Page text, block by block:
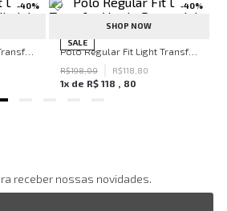
-40%
Polo Regular Fit Light Transfer Bege Médio John John Masculina
-40%
SALE
SHOP NOW
Polo Regular Fit Light Transfer Verde Escuro John John Masculina
R$198,00 R$118 80
1x de R$ 118 , 80
receber nossas novidades.